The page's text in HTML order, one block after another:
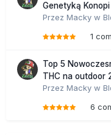
Genetyką Konopi
Przez Macky w
1
Top 5
THC na outdoor
Przez Macky w
6